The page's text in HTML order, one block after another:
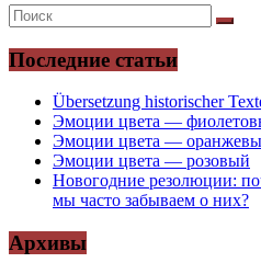
Последние статьи
Übersetzung historischer
Эмоции цвета —
Эмоции цвета —
Эмоции цвета — розовый
Новогодние резолюции:
мы часто забываем о них?
Архивы